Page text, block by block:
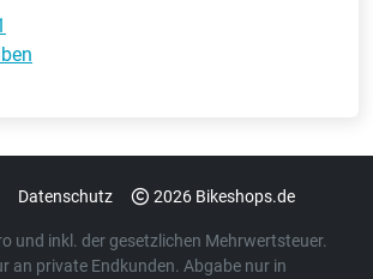
Datenschutz 2026 Bikeshops.de
und inkl. der gesetzlichen Mehrwertsteuer.
an private Endkunden. Abgabe nur in